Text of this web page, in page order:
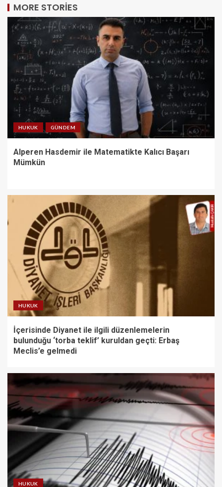
MORE STORIES
HUKUK GÜNDEM
Alperen Hasdemir ile Matematikte Kalıcı Başarı
Mümkün
HUKUK
İçerisinde Diyanet ile ilgili düzenlemelerin
bulunduğu ‘torba teklif’ kuruldan geçti: Erbaş
Meclis’e gelmedi
HUKUK